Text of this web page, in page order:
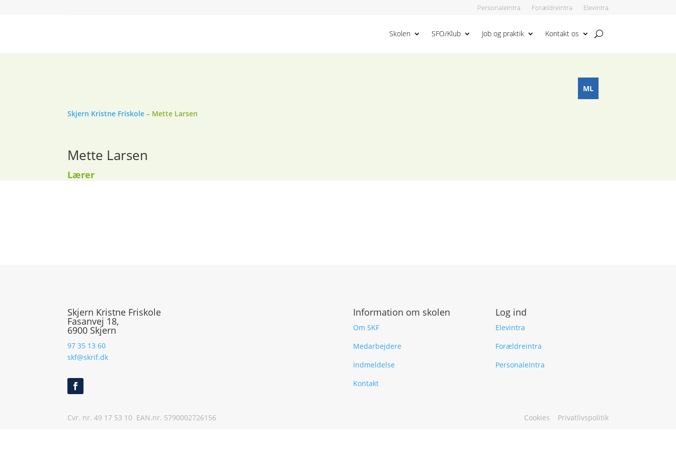
PersonaleIntra Forældreintra Elevintra
Skolen SFO/Klub Job og praktik Kontakt os
Skjern Kristne Friskole – Mette Larsen
Mette Larsen
Lærer
ML
Skjern Kristne Friskole
Fasanvej 18,
6900 Skjern
97 35 13 60
skf@skrif.dk
Information om skolen
Om SKF
Medarbejdere
Indmeldelse
Kontakt
Log ind
Elevintra
Forældreintra
PersonaleIntra
Cvr. nr. 49 17 53 10 EAN.nr. 5790002726156 Cookies Privatlivspolitik